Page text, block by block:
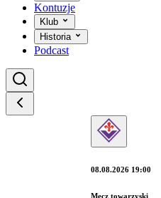
Kontuzje
Klub
Historia
Podcast
08.08.2026 19:00
Mecz towarzyski